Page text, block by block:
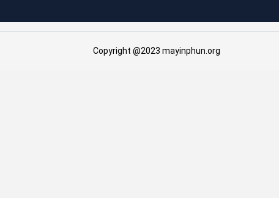
Copyright @2023 mayinphun.org